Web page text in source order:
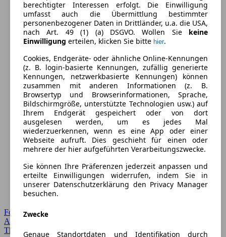
Forum Startseite
Alle Auto-Foren
Themen-Forum
berechtigter Interessen erfolgt. Die Einwilligung
umfasst auch die Übermittlung bestimmter
personenbezogener Daten in Drittländer, u.a. die USA,
nach Art. 49 (1) (a) DSGVO. Wollen Sie keine
Einwilligung erteilen, klicken Sie bitte hier.
Cookies, Endgeräte- oder ähnliche Online-Kennungen
(z. B. login-basierte Kennungen, zufällig generierte
Kennungen, netzwerkbasierte Kennungen) können
zusammen mit anderen Informationen (z. B.
Browsertyp und Browserinformationen, Sprache,
Bildschirmgröße, unterstützte Technologien usw.) auf
Ihrem Endgerät gespeichert oder von dort
ausgelesen werden, um es jedes Mal
wiederzuerkennen, wenn es eine App oder einer
Webseite aufruft. Dies geschieht für einen oder
mehrere der hier aufgeführten Verarbeitungszwecke.
Sie können Ihre Präferenzen jederzeit anpassen und
erteilte Einwilligungen widerrufen, indem Sie in
unserer Datenschutzerklärung den Privacy Manager
besuchen.
Zwecke
Genaue Standortdaten und Identifikation durch